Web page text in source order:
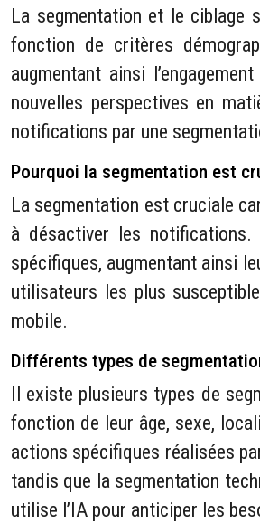
La segmentation et le ciblage
fonction de critères
augmentant ainsi
nouvelles perspectives en
notifications par une
Pourquoi la segmentation est
La segmentation est cruciale
à désactiver les notifications.
spécifiques, augmentant ainsi
utilisateurs les plus
mobile.
Différents types de
Il existe plusieurs types de
fonction de leur âge, sexe,
actions spécifiques réalisées
tandis que la segmentation
utilise l’IA pour anticiper les